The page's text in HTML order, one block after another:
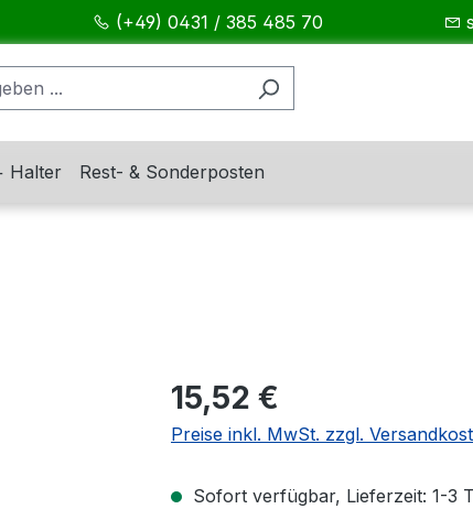
(+49) 0431 / 385 485 70
Halter Rest- & Sonderposten
Regulärer Preis:
15,52 €
Preise inkl. MwSt. zzgl.
Sofort verfügbar, Lieferzeit: 1-3